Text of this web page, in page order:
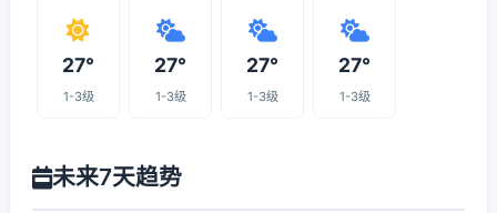
27°
1-3级
27°
1-3级
27°
1-3级
27°
1-3级
未来7天趋势